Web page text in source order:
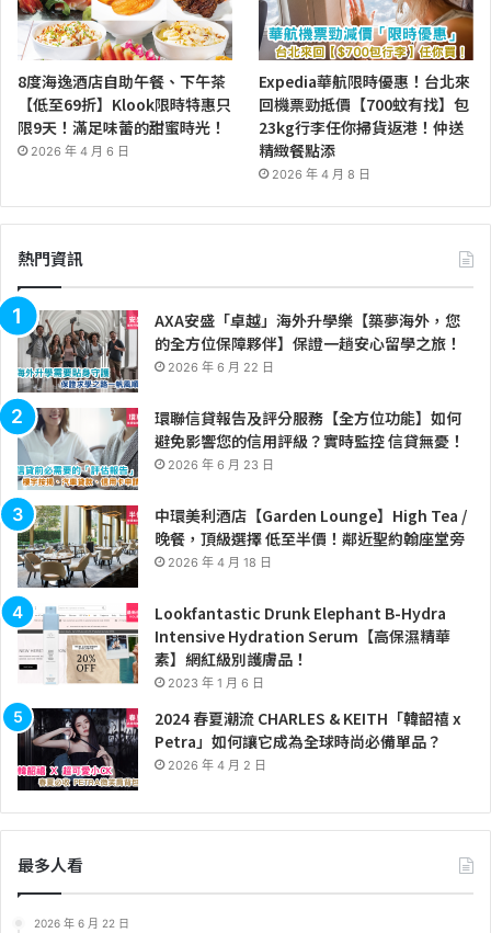
8度海逸酒店自助午餐、下午茶
【低至69折】Klook限時特惠只
限9天！滿足味蕾的甜蜜時光！
2026 年 4 月 6 日
Expedia華航限時優惠！台北來
回機票勁抵價【700蚊有找】包
23kg行李任你掃貨返港！仲送
精緻餐點添
2026 年 4 月 8 日
熱門資訊
AXA安盛「卓越」海外升學樂【築夢海外，您
的全方位保障夥伴】保證一趟安心留學之旅！
2026 年 6 月 22 日
環聯信貸報告及評分服務【全方位功能】如何
避免影響您的信用評級？實時監控 信貸無憂！
2026 年 6 月 23 日
中環美利酒店【Garden Lounge】High Tea /
晚餐，頂級選擇 低至半價！鄰近聖約翰座堂旁
2026 年 4 月 18 日
Lookfantastic Drunk Elephant B-Hydra
Intensive Hydration Serum【高保濕精華
素】網紅級別護膚品！
2023 年 1 月 6 日
2024 春夏潮流 CHARLES & KEITH「韓韶禧 x
Petra」如何讓它成為全球時尚必備單品？
2026 年 4 月 2 日
最多人看
2026 年 6 月 22 日